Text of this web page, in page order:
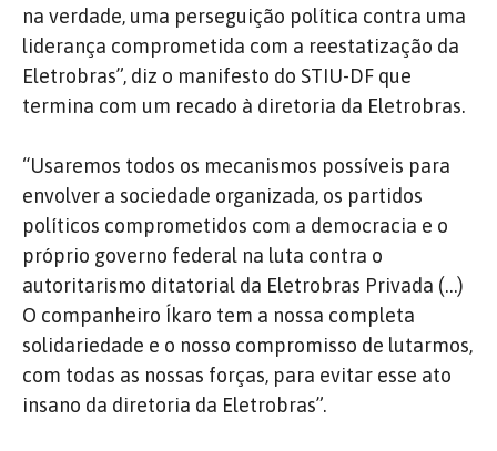
na verdade, uma perseguição política contra uma
liderança comprometida com a reestatização da
Eletrobras”, diz o manifesto do STIU-DF que
termina com um recado à diretoria da Eletrobras.
“Usaremos todos os mecanismos possíveis para
envolver a sociedade organizada, os partidos
políticos comprometidos com a democracia e o
próprio governo federal na luta contra o
autoritarismo ditatorial da Eletrobras Privada (…)
O companheiro Íkaro tem a nossa completa
solidariedade e o nosso compromisso de lutarmos,
com todas as nossas forças, para evitar esse ato
insano da diretoria da Eletrobras”.